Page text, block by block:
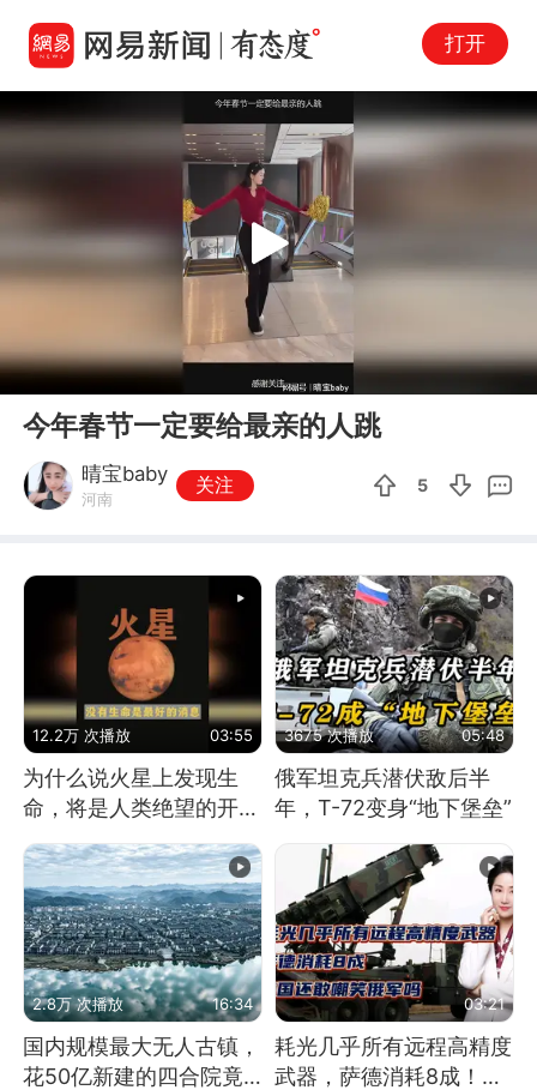
打开
00:00 00:32
Play
今年春节一定要给最亲的人跳
晴宝baby
河南
关注 5
12.2万 次播放 03:55
为什么说火星上发现生
命，将是人类绝望的开
始？
3675 次播放 05:48
俄军坦克兵潜伏敌后半
年，T-72变身“地下堡垒”
2.8万 次播放 16:34
国内规模最大无人古镇，
花50亿新建的四合院竟
03:21
耗光几乎所有远程高精度
武器，萨德消耗8成！美